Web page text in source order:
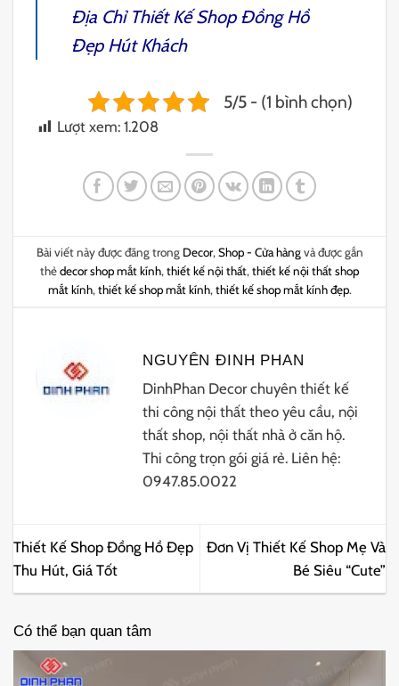
Địa Chỉ Thiết Kế Shop Đồng Hồ
Đẹp Hút Khách
5/5 - (1 bình chọn)
Lượt xem: 1.208
Bài viết này được đăng trong Decor, Shop - Cửa hàngvà được gắn
thẻdecor shop mắt kính, thiết kế nội thất, thiết kế nội thất shop
mắt kính, thiết kế shop mắt kính, thiết kế shop mắt kính đẹp.
NGUYÊN ĐINH PHAN
DinhPhan Decor chuyên thiết kế
thi công nội thất theo yêu cầu, nội
thất shop, nội thất nhà ở căn hộ.
Thi công trọn gói giá rẻ. Liên hệ:
0947.85.0022
Thiết Kế Shop Đồng Hồ Đẹp
Thu Hút, Giá Tốt
Đơn Vị Thiết Kế Shop Mẹ Và
Bé Siêu “Cute”
Có thể bạn quan tâm